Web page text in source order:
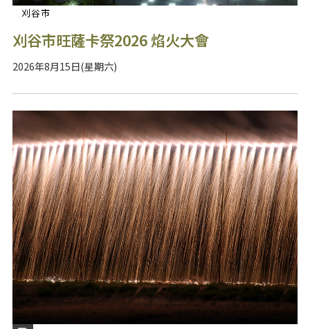
刈谷市
刈谷市旺薩卡祭2026 焰火大會
2026年8月15日(星期六)